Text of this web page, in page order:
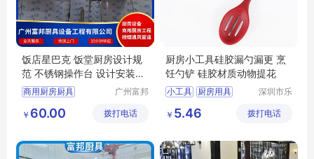
饭店星巴克 饭堂厨房设计规
范 不锈钢操作台 设计安装施
工 富邦
商用厨房厨具
厨房设计哪家专业
厨房整体解决方案
广州富邦
工程有限
￥ 60.00 拨打电话
厨房小工具硅胶漏勺漏更 烹
饪勺铲 硅胶材质动物提花
小工具 厨房用具
深圳市乐
技有限公
￥ 5.46 拨打电话